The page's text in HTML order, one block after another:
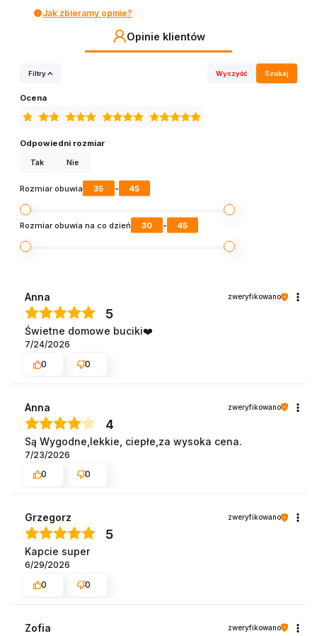
Jak zbieramy opinie?
Opinie klientów
Filtry Wyczyść Szukaj
Ocena
Odpowiedni rozmiar
Tak Nie
Rozmiar obuwia 35 - 45
Rozmiar obuwia na co dzień 30 - 45
Anna zweryfikowano
5
Świetne domowe buciki❤️
7/24/2026
0
0
Anna zweryfikowano
4
Są Wygodne,lekkie, ciepłe,za wysoka cena.
7/23/2026
0
0
Grzegorz zweryfikowano
5
Kapcie super
6/29/2026
0
0
Zofia zweryfikowano